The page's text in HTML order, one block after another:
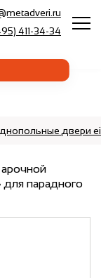
411-34-34
двери
арочной
парадного